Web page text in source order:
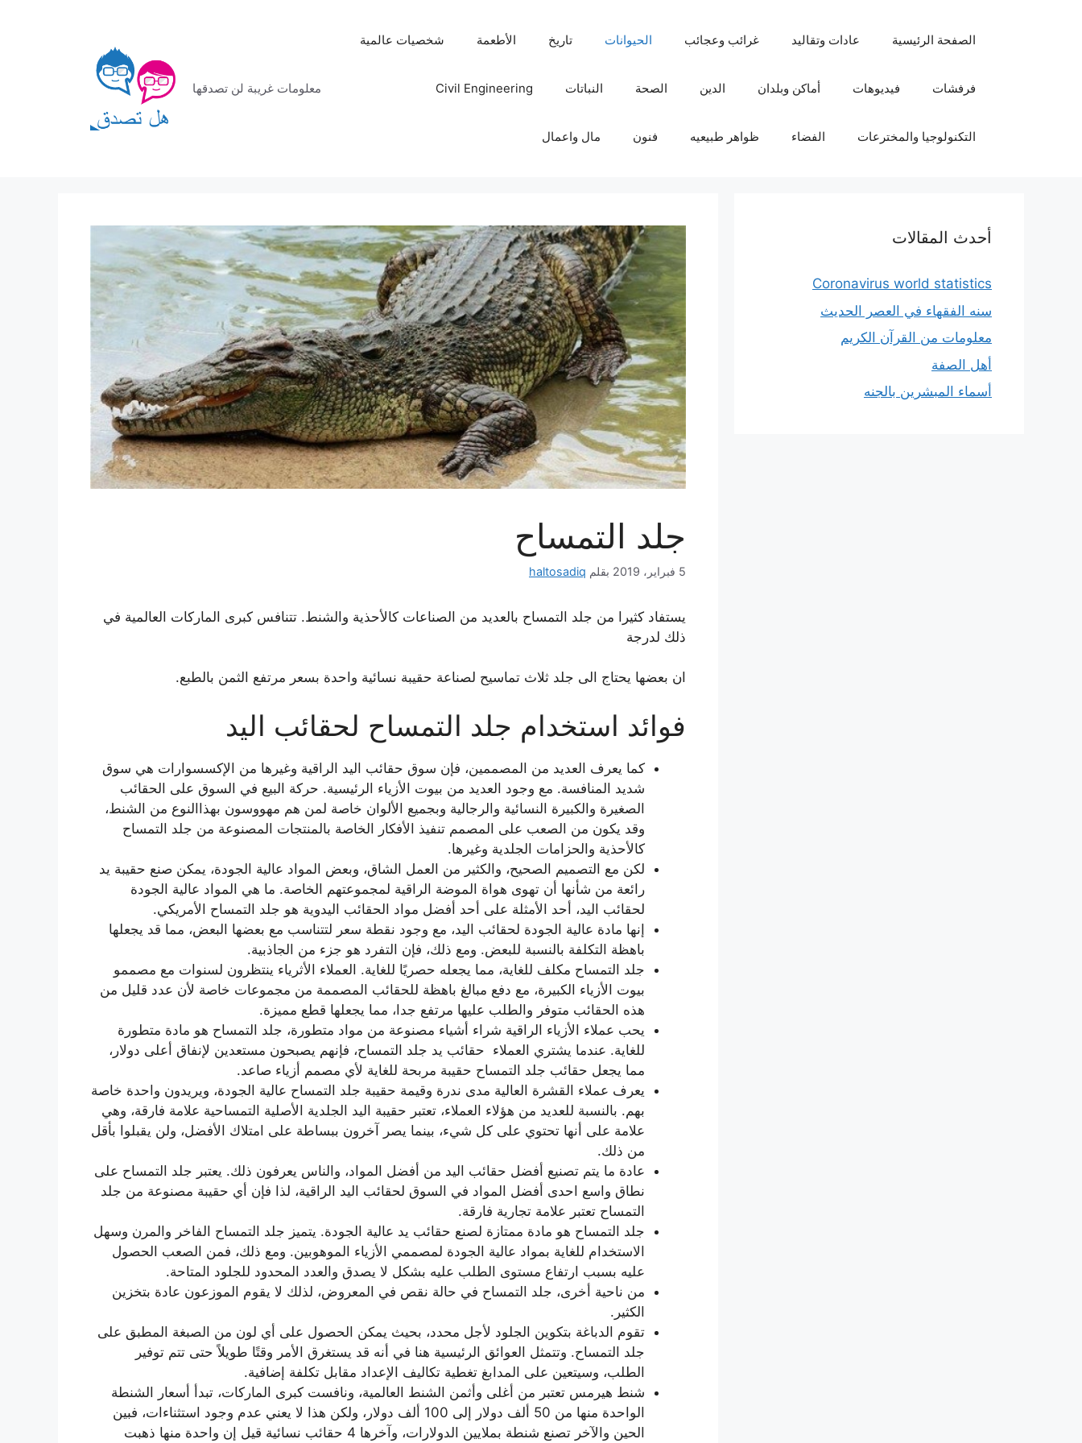
معلومات غريبة لن تصدقها
الصفحة الرئيسية عادات وتقاليد غرائب وعجائب الحيوانات تاريخ الأطعمة شخصيات عالمية
فرفشات فيديوهات أماكن وبلدان الدين الصحة النباتات Civil Engineering
التكنولوجيا والمخترعات الفضاء ظواهر طبيعيه فنون مال واعمال
جلد التمساح
5 فبراير، 2019 بقلم haltosadiq
يستفاد كثيرا من جلد التمساح بالعديد من الصناعات كالأحذية والشنط. تتنافس كبرى الماركات العالمية في
ذلك لدرجة
ان بعضها يحتاج الى جلد ثلاث تماسيح لصناعة حقيبة نسائية واحدة بسعر مرتفع الثمن بالطبع.
فوائد استخدام جلد التمساح لحقائب اليد
كما يعرف العديد من المصممين، فإن سوق حقائب اليد الراقية وغيرها من الإكسسوارات هي سوق
شديد المنافسة. مع وجود العديد من بيوت الأزياء الرئيسية. حركة البيع في السوق على الحقائب
الصغيرة والكبيرة النسائية والرجالية وبجميع الألوان خاصة لمن هم مهووسون بهذاالنوع من الشنط،
وقد يكون من الصعب على المصمم تنفيذ الأفكار الخاصة بالمنتجات المصنوعة من جلد التمساح
كالأحذية والحزامات الجلدية وغيرها.
لكن مع التصميم الصحيح، والكثير من العمل الشاق، وبعض المواد عالية الجودة، يمكن صنع حقيبة يد
رائعة من شأنها أن تهوى هواة الموضة الراقية لمجموعتهم الخاصة. ما هي المواد عالية الجودة
لحقائب اليد، أحد الأمثلة على أحد أفضل مواد الحقائب اليدوية هو جلد التمساح الأمريكي.
إنها مادة عالية الجودة لحقائب اليد، مع وجود نقطة سعر لتتناسب مع بعضها البعض، مما قد يجعلها
باهظة التكلفة بالنسبة للبعض. ومع ذلك، فإن التفرد هو جزء من الجاذبية.
جلد التمساح مكلف للغاية، مما يجعله حصريًا للغاية. العملاء الأثرياء ينتظرون لسنوات مع مصممو
بيوت الأزياء الكبيرة، مع دفع مبالغ باهظة للحقائب المصممة من مجموعات خاصة لأن عدد قليل من
هذه الحقائب متوفر والطلب عليها مرتفع جدا، مما يجعلها قطع مميزة.
يحب عملاء الأزياء الراقية شراء أشياء مصنوعة من مواد متطورة، جلد التمساح هو مادة متطورة
للغاية. عندما يشتري العملاء حقائب يد جلد التمساح، فإنهم يصبحون مستعدين لإنفاق أعلى دولار،
مما يجعل حقائب جلد التمساح حقيبة مربحة للغاية لأي مصمم أزياء صاعد.
يعرف عملاء القشرة العالية مدى ندرة وقيمة حقيبة جلد التمساح عالية الجودة، ويريدون واحدة خاصة
بهم. بالنسبة للعديد من هؤلاء العملاء، تعتبر حقيبة اليد الجلدية الأصلية التمساحية علامة فارقة، وهي
علامة على أنها تحتوي على كل شيء، بينما يصر آخرون ببساطة على امتلاك الأفضل، ولن يقبلوا بأقل
من ذلك.
عادة ما يتم تصنيع أفضل حقائب اليد من أفضل المواد، والناس يعرفون ذلك. يعتبر جلد التمساح على
نطاق واسع احدى أفضل المواد في السوق لحقائب اليد الراقية، لذا فإن أي حقيبة مصنوعة من جلد
التمساح تعتبر علامة تجارية فارقة.
جلد التمساح هو مادة ممتازة لصنع حقائب يد عالية الجودة. يتميز جلد التمساح الفاخر والمرن وسهل
الاستخدام للغاية بمواد عالية الجودة لمصممي الأزياء الموهوبين. ومع ذلك، فمن الصعب الحصول
عليه بسبب ارتفاع مستوى الطلب عليه بشكل لا يصدق والعدد المحدود للجلود المتاحة.
من ناحية أخرى، جلد التمساح في حالة نقص في المعروض، لذلك لا يقوم الموزعون عادة بتخزين
الكثير.
تقوم الدباغة بتكوين الجلود لأجل محدد، بحيث يمكن الحصول على أي لون من الصبغة المطبق على
جلد التمساح. وتتمثل العوائق الرئيسية هنا في أنه قد يستغرق الأمر وقتًا طويلاً حتى تتم توفير
الطلب، وسيتعين على المدابغ تغطية تكاليف الإعداد مقابل تكلفة إضافية.
شنط هيرمس تعتبر من أغلى وأثمن الشنط العالمية، ونافست كبرى الماركات، تبدأ أسعار الشنطة
الواحدة منها من 50 ألف دولار إلى 100 ألف دولار، ولكن هذا لا يعني عدم وجود استثناءات، فبين
الحين والآخر تصنع شنطة بملايين الدولارات، وآخرها 4 حقائب نسائية قيل إن واحدة منها ذهبت
أحدث المقالات
Coronavirus world statistics
سنه الفقهاء في العصر الحديث
معلومات من القرآن الكريم
أهل الصفة
أسماء المبشرين بالجنه